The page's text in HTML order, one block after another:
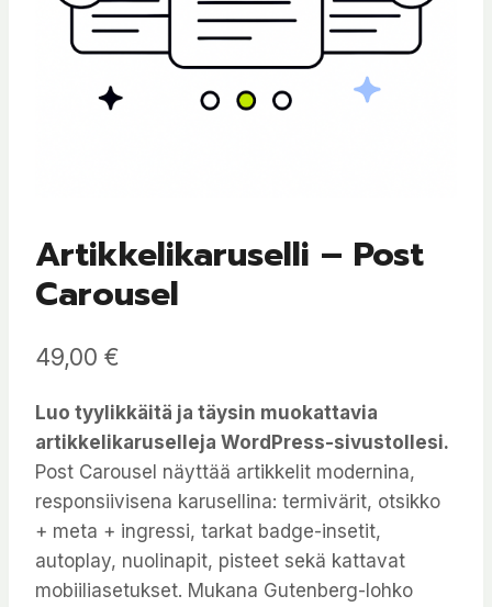
Artikkelikaruselli – Post
Carousel
49,00 €
Luo tyylikkäitä ja täysin muokattavia
artikkelikaruselleja WordPress-sivustollesi.
Post Carousel näyttää artikkelit modernina,
responsiivisena karusellina: termivärit, otsikko
+ meta + ingressi, tarkat badge-insetit,
autoplay, nuolinapit, pisteet sekä kattavat
mobiiliasetukset. Mukana Gutenberg-lohko